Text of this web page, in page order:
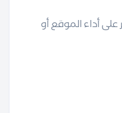
على أداء الموقع أو